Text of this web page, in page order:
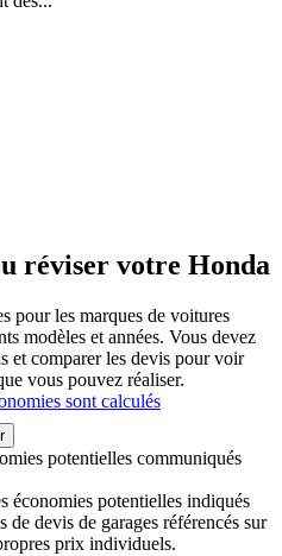
réviser votre Honda
pour les marques de voitures
modèles et années. Vous devez
et comparer les devis pour voir
vous pouvez réaliser.
sont calculés
potentielles communiqués
économies potentielles indiqués
de devis de garages référencés sur
prix individuels.